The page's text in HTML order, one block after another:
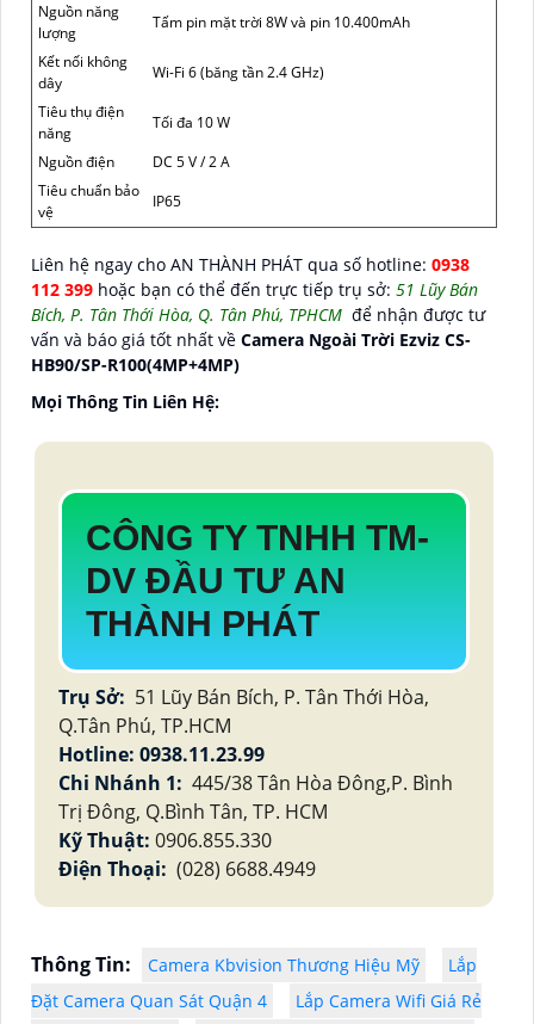
Nguồn năng
lượng
Tấm pin mặt trời 8W và pin 10.400mAh
Kết nối không
dây
Wi-Fi 6 (băng tần 2.4 GHz)
Tiêu thụ điện
năng
Tối đa 10 W
Nguồn điện
DC 5 V / 2 A
Tiêu chuẩn bảo
vệ
IP65
Liên hệ ngay cho AN THÀNH PHÁT qua số hotline: 0938
112 399 hoặc bạn có thể đến trực tiếp trụ sở: 51 Lũy Bán
Bích, P. Tân Thới Hòa, Q. Tân Phú, TPHCM để nhận được tư
vấn và báo giá tốt nhất về Camera Ngoài Trời Ezviz CS-
HB90/SP-R100(4MP+4MP)
Mọi Thông Tin Liên Hệ:
CÔNG TY TNHH TM-
DV ĐẦU TƯ AN
THÀNH PHÁT
Trụ Sở: 51 Lũy Bán Bích, P. Tân Thới Hòa,
Q.Tân Phú, TP.HCM
Hotline: 0938.11.23.99
Chi Nhánh 1: 445/38 Tân Hòa Đông,P. Bình
Trị Đông, Q.Bình Tân, TP. HCM
Kỹ Thuật: 0906.855.330
Điện Thoại: (028) 6688.4949
Thông Tin: Camera Kbvision Thương Hiệu Mỹ
Lắp
Đặt Camera Quan Sát Quận 4
Lắp Camera Wifi Giá Rẻ